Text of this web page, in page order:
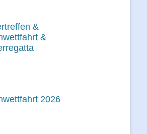
&
&
2026